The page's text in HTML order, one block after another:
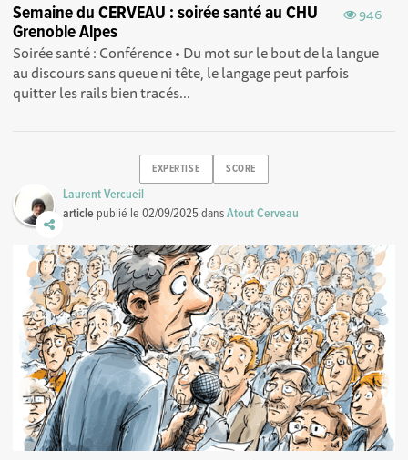
946
Semaine du CERVEAU : soirée santé au CHU
Grenoble Alpes
Soirée santé : Conférence • Du mot sur le bout de la langue
au discours sans queue ni tête, le langage peut parfois
quitter les rails bien tracés...
EXPERTISE SCORE
Laurent Vercueil
article publié le02/09/2025dansAtout Cerveau